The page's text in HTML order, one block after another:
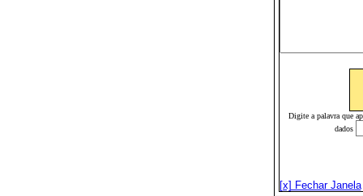
Digite a palavra que
dados
[x] Fechar Janela